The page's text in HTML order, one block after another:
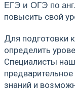
ЕГЭ и ОГЭ по
повысить свой
Для подготовки
определить
Специалисты
знаний и